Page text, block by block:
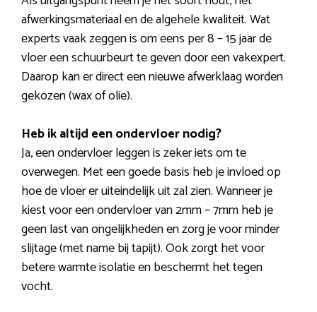
afwerkingsmateriaal en de algehele kwaliteit. Wat
experts vaak zeggen is om eens per 8 – 15 jaar de
vloer een schuurbeurt te geven door een vakexpert.
Daarop kan er direct een nieuwe afwerklaag worden
gekozen (wax of olie).
Heb ik altijd een ondervloer nodig?
Ja, een ondervloer leggen is zeker iets om te
overwegen. Met een goede basis heb je invloed op
hoe de vloer er uiteindelijk uit zal zien. Wanneer je
kiest voor een ondervloer van 2mm – 7mm heb je
geen last van ongelijkheden en zorg je voor minder
slijtage (met name bij tapijt). Ook zorgt het voor
betere warmte isolatie en beschermt het tegen
vocht.